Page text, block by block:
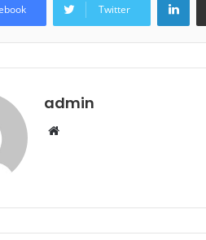
Twitter
admin
Web